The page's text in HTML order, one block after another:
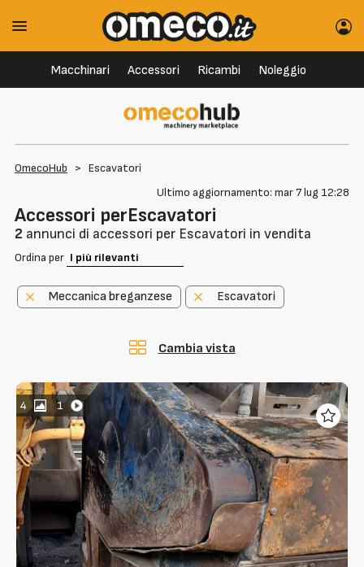
Macchinari Accessori Ricambi Noleggio
OmecoHub > Escavatori
Ultimo aggiornamento: mar 7 lug 12:28
Accessori perEscavatori
2 annunci di accessori per Escavatori in vendita
Ordina per
Meccanica breganzese Escavatori
Cambia vista
4 1